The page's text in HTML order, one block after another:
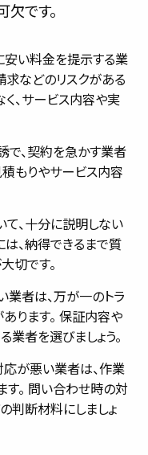
です。
安い料金を提示する業
などのリスクがある
、サービス内容や実
、契約を急かす業者
もりやサービス内容
、十分に説明しない
、納得できるまで質
切です。
者は、万が一のトラ
ります。 保証内容や
業者を選びましょう。
が悪い業者は、作業
。 問い合わせ時の対
判断材料にしましょ